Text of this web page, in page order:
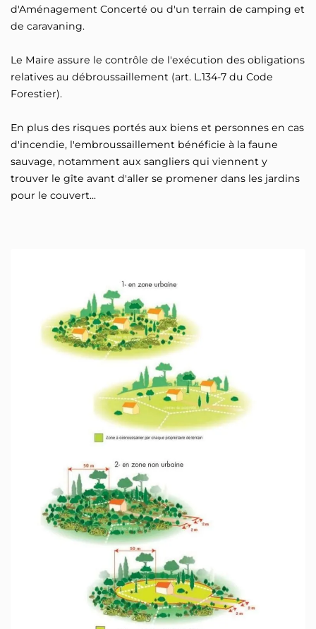
d'Aménagement Concerté ou d'un terrain de camping et
de caravaning.
Le Maire assure le contrôle de l'exécution des obligations
relatives au débroussaillement (art. L.134-7 du Code
Forestier).
En plus des risques portés aux biens et personnes en cas
d'incendie, l'embroussaillement bénéficie à la faune
sauvage, notamment aux sangliers qui viennent y
trouver le gîte avant d'aller se promener dans les jardins
pour le couvert...